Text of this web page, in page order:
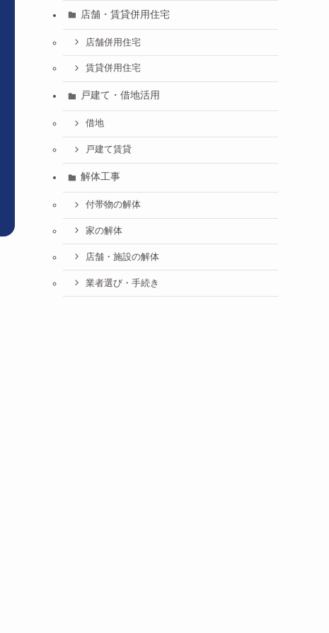
店舗・賃貸併用住宅
店舗併用住宅
賃貸併用住宅
戸建て・借地活用
借地
戸建て賃貸
解体工事
付帯物の解体
家の解体
店舗・施設の解体
業者選び・手続き